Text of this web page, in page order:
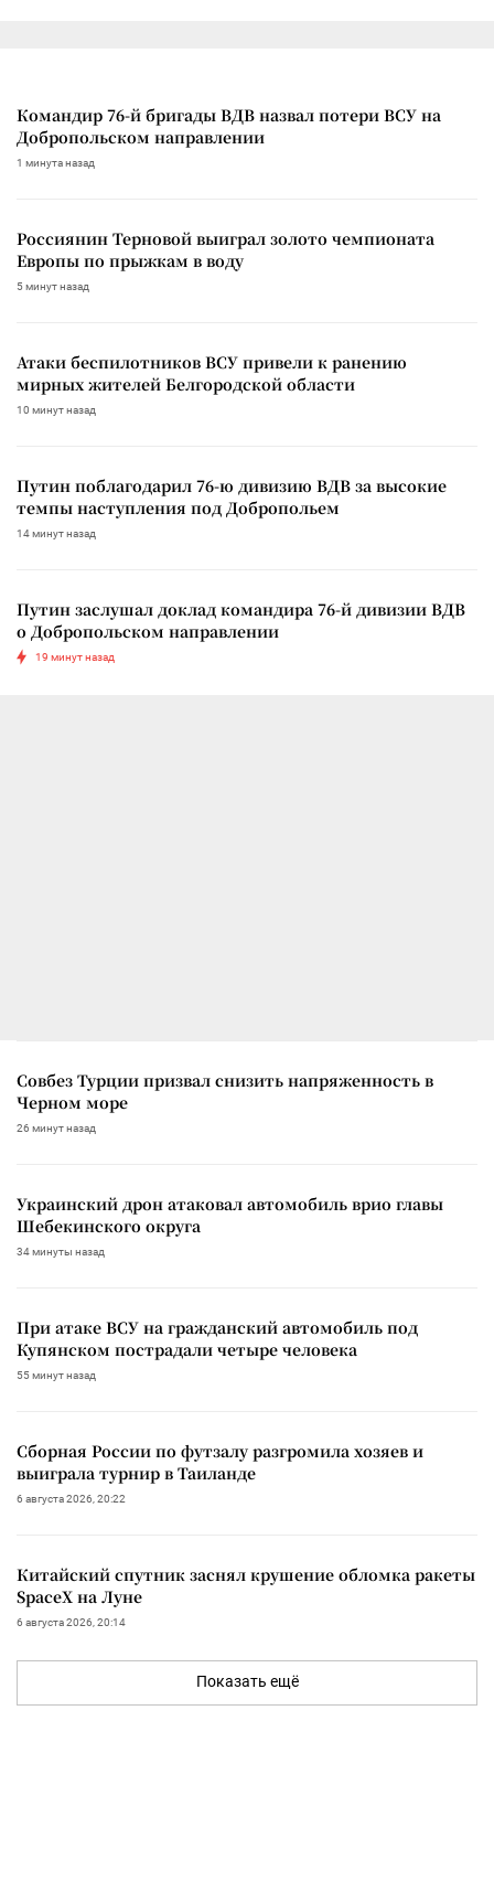
Командир 76-й бригады ВДВ назвал потери ВСУ на
Добропольском направлении
1 минута назад
Россиянин Терновой выиграл золото чемпионата
Европы по прыжкам в воду
5 минут назад
Атаки беспилотников ВСУ привели к ранению
мирных жителей Белгородской области
10 минут назад
Путин поблагодарил 76-ю дивизию ВДВ за высокие
темпы наступления под Добропольем
14 минут назад
Путин заслушал доклад командира 76-й дивизии ВДВ
о Добропольском направлении
19 минут назад
Совбез Турции призвал снизить напряженность в
Черном море
26 минут назад
Украинский дрон атаковал автомобиль врио главы
Шебекинского округа
34 минуты назад
При атаке ВСУ на гражданский автомобиль под
Купянском пострадали четыре человека
55 минут назад
Сборная России по футзалу разгромила хозяев и
выиграла турнир в Таиланде
6 августа 2026, 20:22
Китайский спутник заснял крушение обломка ракеты
SpaceX на Луне
6 августа 2026, 20:14
Показать ещё